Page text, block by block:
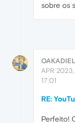
sobre os
OAKADIEL
APR 2023,
17:01
RE:
Perfeito!